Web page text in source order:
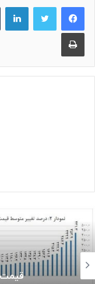
لینکدین
چاپ